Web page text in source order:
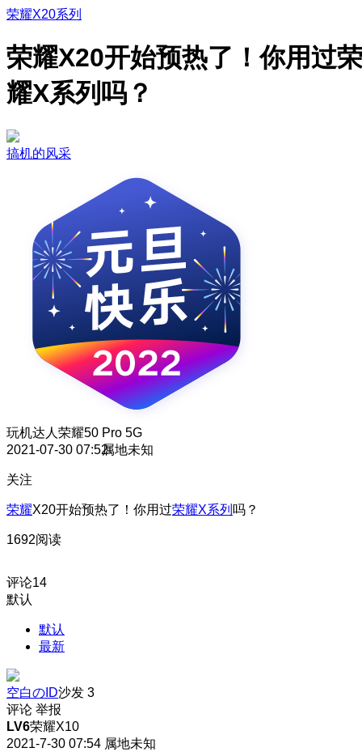
荣耀X20系列
荣耀X20开始预热了！你用过荣
耀X系列吗？ ​​​
搞机的风采
玩机达人 荣耀50 Pro 5G
2021-07-30 07:52属地未知
关注
荣耀X20开始预热了！你用过荣耀X系列 吗？ ​​​
1692阅读
评论14
默认
默认
最新
空白のID沙发 3
评论 举报
LV6荣耀X10
2021-7-30 07:54 属地未知